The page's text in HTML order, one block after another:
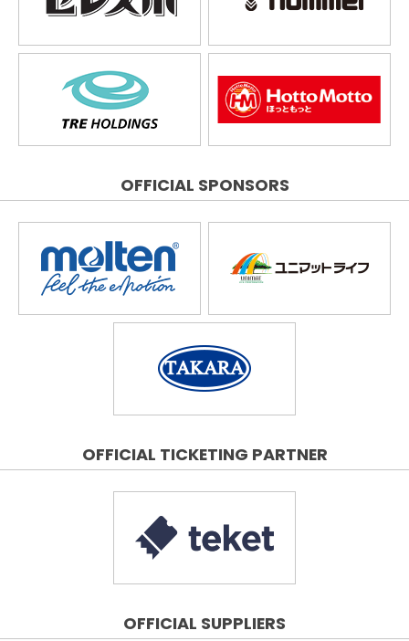
OFFICIAL SPONSORS
OFFICIAL TICKETING PARTNER
OFFICIAL SUPPLIERS